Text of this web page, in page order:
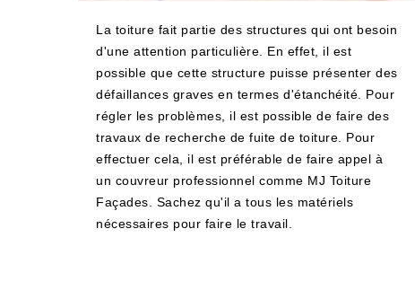
La toiture fait partie des structures qui ont besoin
d'une attention particulière. En effet, il est
possible que cette structure puisse présenter des
défaillances graves en termes d'étanchéité. Pour
régler les problèmes, il est possible de faire des
travaux de recherche de fuite de toiture. Pour
effectuer cela, il est préférable de faire appel à
un couvreur professionnel comme MJ Toiture
Façades. Sachez qu'il a tous les matériels
nécessaires pour faire le travail.